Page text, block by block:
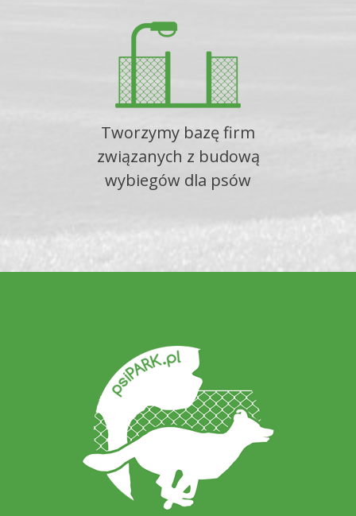
Tworzymy bazę firm
związanych z budową
wybiegów dla psów